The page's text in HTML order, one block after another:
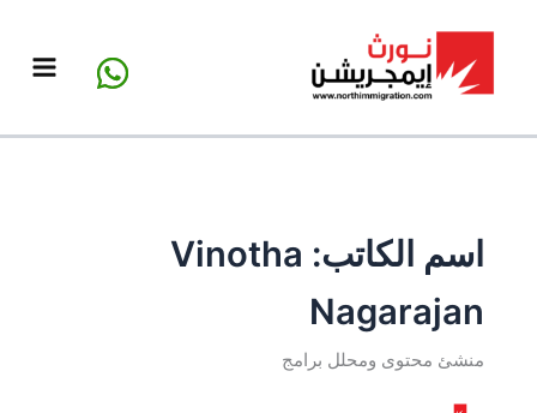
اسم الكاتب: Vinotha
Nagarajan
منشئ محتوى ومحلل برامج